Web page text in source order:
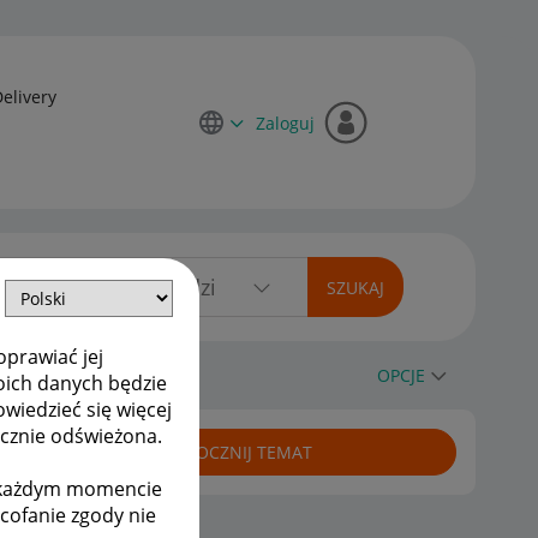
jej
danych będzie
się więcej
odświeżona.
momencie
zgody nie
Zaloguj
OPCJE
ROZPOCZNIJ TEMAT